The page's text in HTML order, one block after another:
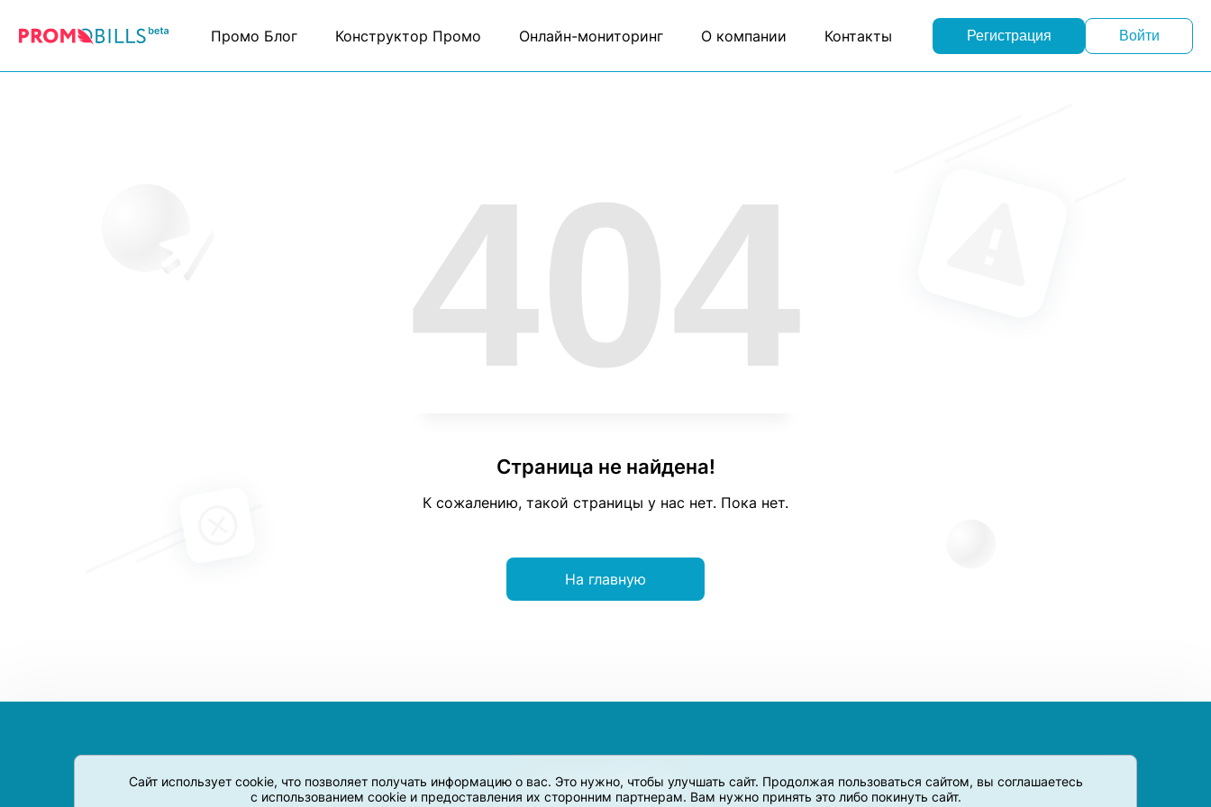
Сайт использует cookie, что позволяет получать информацию о вас. Это нужно, чтобы улучшать сайт. Продолжая пользоваться сайтом, вы соглашаетесь
с использованием cookie и предоставления их сторонним партнерам. Вам нужно принять это либо покинуть сайт.
Промо Блог Конструктор Промо Онлайн-мониторинг О компании Контакты Регистрация Войти
404
Страница не найдена!
К сожалению, такой страницы у нас нет. Пока нет.
На главную